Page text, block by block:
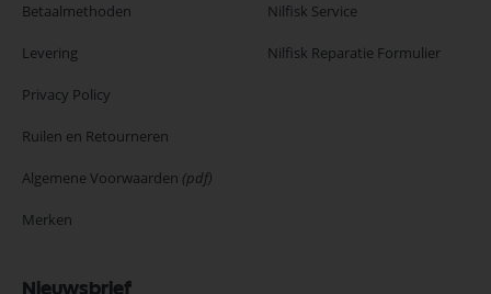
Betaalmethoden
Levering
Privacy Policy
Ruilen en Retourneren
Algemene Voorwaarden (pdf)
Merken
Nilfisk Service
Nilfisk Reparatie Formulier
Nieuwsbrief